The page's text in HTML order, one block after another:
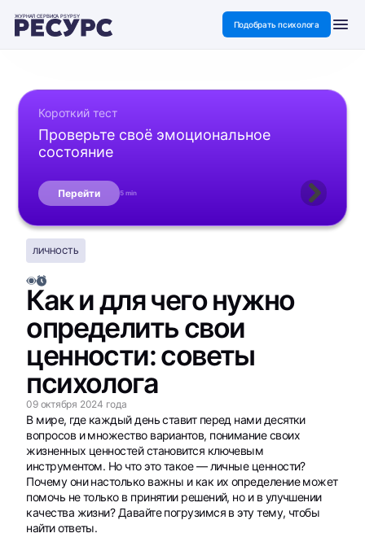
ЖУРНАЛ СЕРВИСА PSYPSY
Подобрать психолога
Короткий тест
Проверьте своё эмоциональное
состояние
Перейти 5 min
ЛИЧНОСТЬ
Как и для чего нужно
определить свои
ценности: советы
психолога
09 октября 2024 года
В мире, где каждый день ставит перед нами десятки
вопросов и множество вариантов, понимание своих
жизненных ценностей становится ключевым
инструментом. Но что это такое — личные ценности?
Почему они настолько важны и как их определение может
помочь не только в принятии решений, но и в улучшении
качества жизни? Давайте погрузимся в эту тему, чтобы
найти ответы.